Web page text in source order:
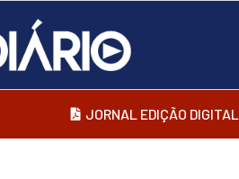
JORNAL EDIÇÃO DIGITAL